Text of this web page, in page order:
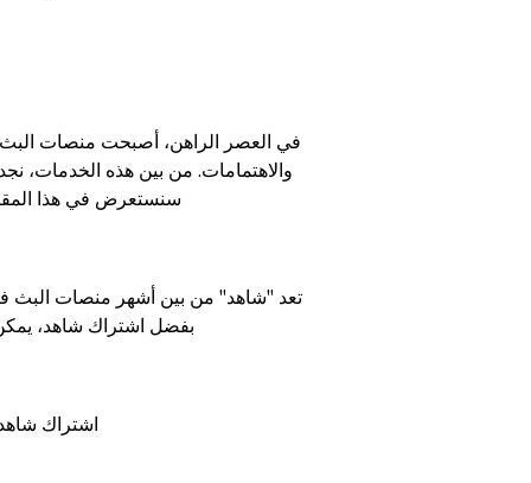
في العصر الراهن، أصبحت منصات البث
والاهتمامات. من بين هذه الخدمات،
سنستعرض في هذا
تعد "شاهد" من بين أشهر منصات البث في
بفضل اشتراك شاهد،
اشتراك